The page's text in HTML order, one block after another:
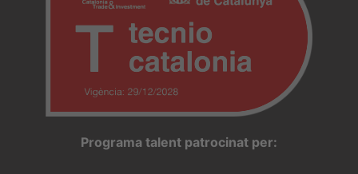
Programa talent patrocinat per: